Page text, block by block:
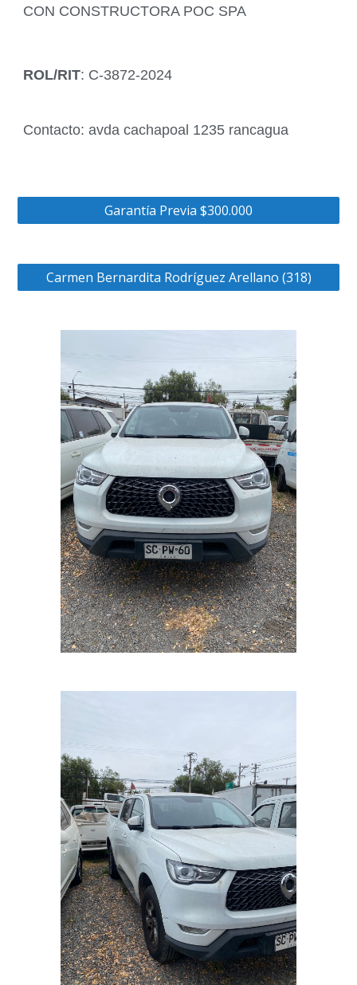
CON CONSTRUCTORA POC SPA
ROL/RIT: C-3872-2024
Contacto: avda cachapoal 1235 rancagua
Garantía Previa $300.000
Carmen Bernardita Rodríguez Arellano (318)